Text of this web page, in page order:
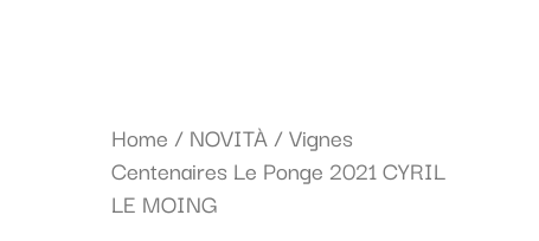
Home / NOVITÀ/ Vignes
Centenaires Le Ponge 2021 CYRIL
LE MOING